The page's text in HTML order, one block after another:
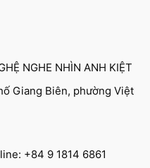
NGHE NHÌN ANH KIỆT
Giang Biên, phường Việt
+84 9 1814 6861